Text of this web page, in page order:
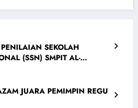
SEKOLAH
(SSN) SMPIT AL-
JUARA PEMIMPIN REGU